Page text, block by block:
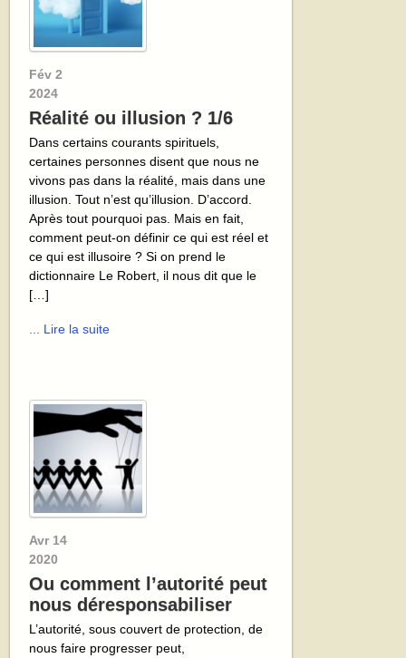
Fév 2
2024
Réalité ou illusion ? 1/6
Dans certains courants spirituels,
certaines personnes disent que nous ne
vivons pas dans la réalité, mais dans une
illusion. Tout n’est qu’illusion. D’accord.
Après tout pourquoi pas. Mais en fait,
comment peut-on définir ce qui est réel et
ce qui est illusoire ? Si on prend le
dictionnaire Le Robert, il nous dit que le
[…]
... Lire la suite
Avr 14
2020
Ou comment l’autorité peut
nous déresponsabiliser
L’autorité, sous couvert de protection, de
nous faire progresser peut,